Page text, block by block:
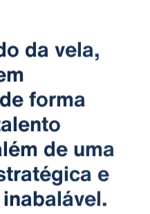
da vela,
forma
de uma
e